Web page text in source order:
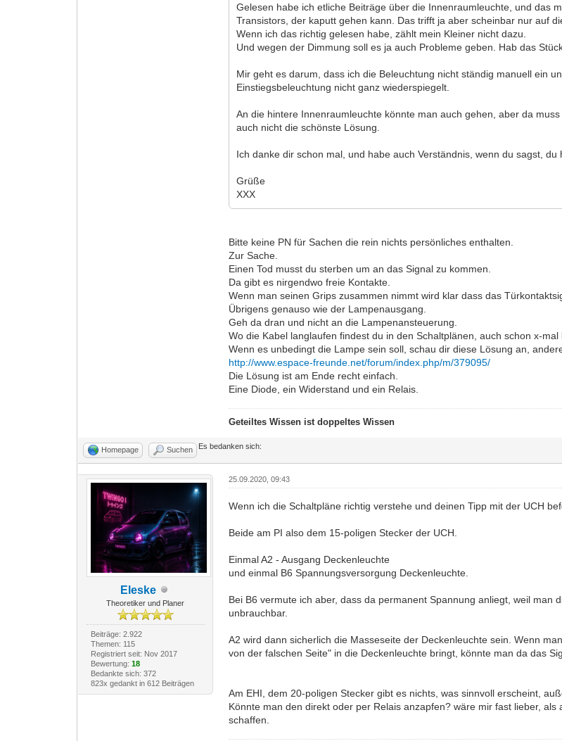
Gelesen habe ich etliche Beiträge über die Innenraumleuchte, und das
Transistors, der kaputt gehen kann. Das trifft ja aber scheinbar nur auf
Wenn ich das richtig gelesen habe, zählt mein Kleiner nicht dazu.
Und wegen der Dimmung soll es ja auch Probleme geben. Hab das
Mir geht es darum, dass ich die Beleuchtung nicht ständig manuell ein
Einstiegsbeleuchtung nicht ganz wiederspiegelt.
An die hintere Innenraumleuchte könnte man auch gehen, aber da
auch nicht die schönste Lösung.
Ich danke dir schon mal, und habe auch Verständnis, wenn du sagst,
Grüße
XXX
Bitte keine PN für Sachen die rein nichts persönliches enthalten.
Zur Sache.
Einen Tod musst du sterben um an das Signal zu kommen.
Da gibt es nirgendwo freie Kontakte.
Wenn man seinen Grips zusammen nimmt wird klar dass das
Übrigens genauso wie der Lampenausgang.
Geh da dran und nicht an die Lampenansteuerung.
Wo die Kabel langlaufen findest du in den Schaltplänen, auch schon x-mal
Wenn es unbedingt die Lampe sein soll, schau dir diese Lösung an,
http://www.espace-freunde.net/forum/index.php/m/379095/
Die Lösung ist am Ende recht einfach.
Eine Diode, ein Widerstand und ein Relais.
Geteiltes Wissen ist doppeltes Wissen
Homepage Suchen Es bedanken sich:
Eleske
Theoretiker und Planer
Beiträge: 2.922
Themen: 115
Registriert seit: Nov 2017
Bewertung: 18
Bedankte sich: 372
823x gedankt in 612 Beiträgen
25.09.2020, 09:43
Wenn ich die Schaltpläne richtig verstehe und deinen Tipp mit der UCH
Beide am PI also dem 15-poligen Stecker der UCH.
Einmal A2 - Ausgang Deckenleuchte
und einmal B6 Spannungsversorgung Deckenleuchte.
Bei B6 vermute ich aber, dass da permanent Spannung anliegt, weil
unbrauchbar.
A2 wird dann sicherlich die Masseseite der Deckenleuchte sein. Wenn
von der falschen Seite" in die Deckenleuchte bringt, könnte man da das
Am EHI, dem 20-poligen Stecker gibt es nichts, was sinnvoll erscheint,
Könnte man den direkt oder per Relais anzapfen? wäre mir fast lieber,
schaffen.